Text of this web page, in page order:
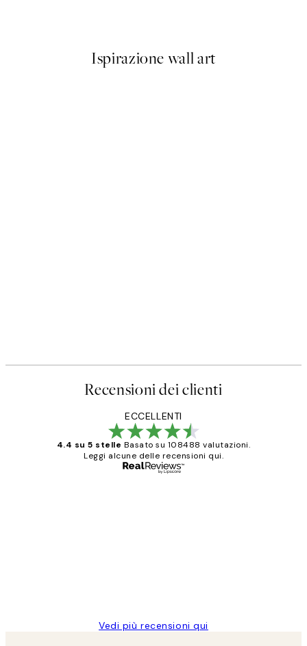
Ispirazione wall art
Recensioni dei clienti
ECCELLENTI
4.4 su 5 stelle Basato su 108488 valutazioni.
Leggi alcune delle recensioni qui.
Vedi più recensioni qui